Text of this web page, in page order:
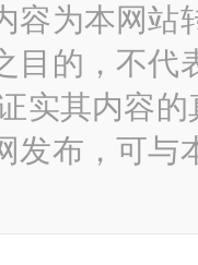
容为本网站
目的，不代
实其内容
发布，可与